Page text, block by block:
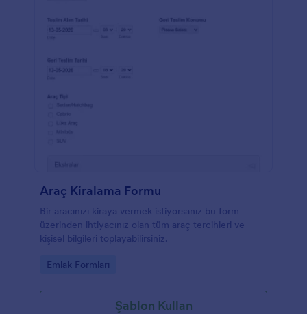
Araç Kiralama Formu
Bir aracınızı kiraya vermek istiyorsanız bu form
üzerinden ihtiyacınız olan tüm araç tercihleri ve
kişisel bilgileri toplayabilirsiniz.
Go to Category:
Emlak Formları
Şablon Kullan